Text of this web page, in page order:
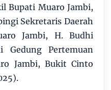
Bupati Muaro Jambi,
Sekretaris Daerah
Jambi, H. Budhi
Pertemuan
Jambi, Bukit Cinto